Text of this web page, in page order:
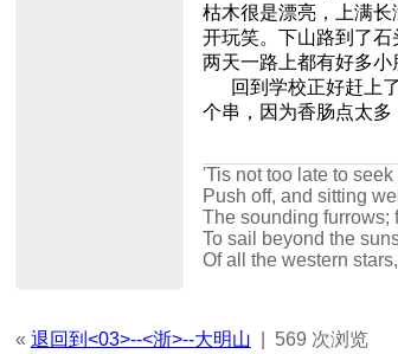
枯木很是漂亮，上满
开玩笑。下山路到了
两天一路上都有好多小
回到学校正好赶上了
个串，因为香肠点太多
'Tis not too late to
Push off, and sitting
The sounding furrows;
To sail beyond the
Of all the western
« 退回到<03>--<浙>--大明山 569 次浏览